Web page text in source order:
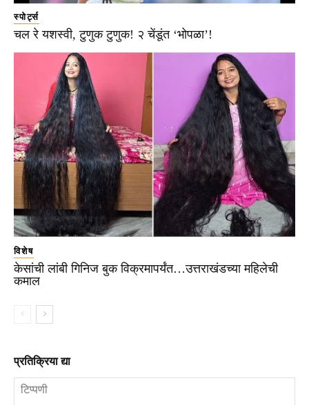
स्पोर्ट्स
चल रे यशस्वी, टुणुक टुणुक! २ चेंडूंत ‘भोपळा’!
विशेष
केसांची लांबी गिनिज बुक विक्रमापर्यंत…उत्तराखंडच्या महिलेची
कमाल
प्रतिक्रिया द्या